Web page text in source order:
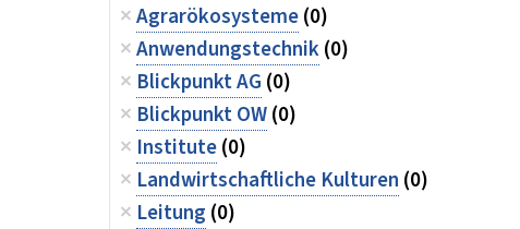
Agrarökosysteme(0)
Anwendungstechnik(0)
Blickpunkt AG (0)
Blickpunkt OW(0)
Institute(0)
Landwirtschaftliche Kulturen (0)
Leitung (0)